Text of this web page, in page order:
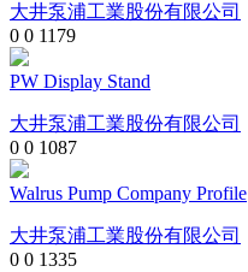
大井泵浦工業股份有限公司
0 0 1179
PW Display Stand
大井泵浦工業股份有限公司
0 0 1087
Walrus Pump Company Profile
大井泵浦工業股份有限公司
0 0 1335